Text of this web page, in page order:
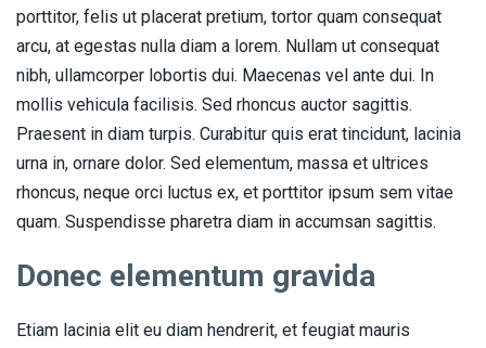
porttitor, felis ut placerat pretium, tortor quam consequat
arcu, at egestas nulla diam a lorem. Nullam ut consequat
nibh, ullamcorper lobortis dui. Maecenas vel ante dui. In
mollis vehicula facilisis. Sed rhoncus auctor sagittis.
Praesent in diam turpis. Curabitur quis erat tincidunt, lacinia
urna in, ornare dolor. Sed elementum, massa et ultrices
rhoncus, neque orci luctus ex, et porttitor ipsum sem vitae
quam. Suspendisse pharetra diam in accumsan sagittis.
Donec elementum gravida
Etiam lacinia elit eu diam hendrerit, et feugiat mauris